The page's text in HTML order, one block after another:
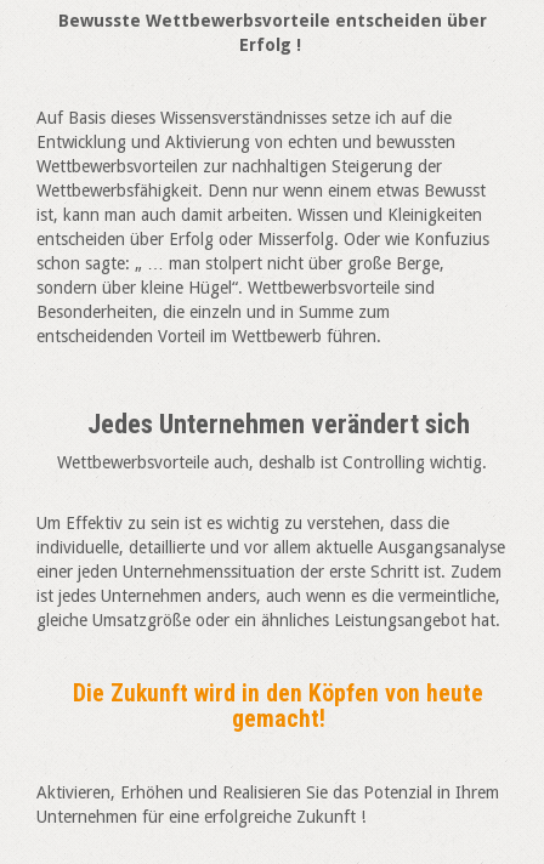
Bewusste Wettbewerbsvorteile entscheiden über
Erfolg !
Auf Basis dieses Wissensverständnisses setze ich auf die
Entwicklung und Aktivierung von echten und bewussten
Wettbewerbsvorteilen zur nachhaltigen Steigerung der
Wettbewerbsfähigkeit. Denn nur wenn einem etwas Bewusst
ist, kann man auch damit arbeiten. Wissen und Kleinigkeiten
entscheiden über Erfolg oder Misserfolg. Oder wie Konfuzius
schon sagte: „ … man stolpert nicht über große Berge,
sondern über kleine Hügel“. Wettbewerbsvorteile sind
Besonderheiten, die einzeln und in Summe zum
entscheidenden Vorteil im Wettbewerb führen.
Jedes Unternehmen verändert sich
Wettbewerbsvorteile auch, deshalb ist Controlling wichtig.
Um Effektiv zu sein ist es wichtig zu verstehen, dass die
individuelle, detaillierte und vor allem aktuelle Ausgangsanalyse
einer jeden Unternehmenssituation der erste Schritt ist. Zudem
ist jedes Unternehmen anders, auch wenn es die vermeintliche,
gleiche Umsatzgröße oder ein ähnliches Leistungsangebot hat.
Die Zukunft wird in den Köpfen von heute
gemacht!
Aktivieren, Erhöhen und Realisieren Sie das Potenzial in Ihrem
Unternehmen für eine erfolgreiche Zukunft !